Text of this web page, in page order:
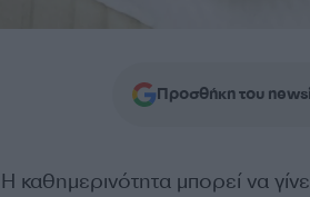
Προσθήκη του
Η καθημερινότητα μπορεί να